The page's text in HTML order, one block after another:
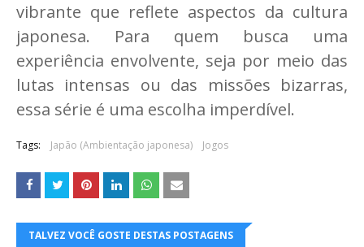
vibrante que reflete aspectos da cultura
japonesa. Para quem busca uma
experiência envolvente, seja por meio das
lutas intensas ou das missões bizarras,
essa série é uma escolha imperdível.
Tags: Japão (Ambientação japonesa) Jogos
TALVEZ VOCÊ GOSTE DESTAS POSTAGENS